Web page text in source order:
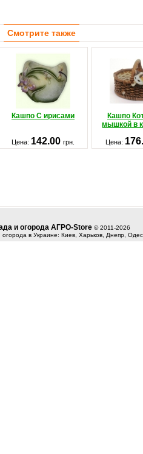
Смотрите также
Кашпо С ирисами
Кашпо
мышкой в
Цена: 142.00 грн. Цена:
и огорода АГРО-Store © 2011-2026
в Украине: Киев, Харьков, Днепр,